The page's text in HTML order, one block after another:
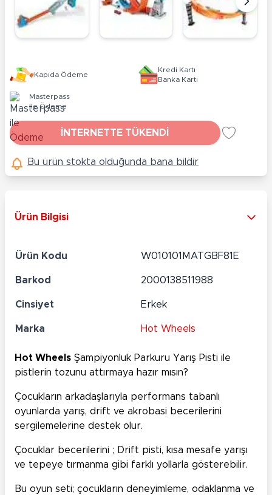
Kapıda Ödeme
Kredi Kartı
Banka Kartı
Masterpass
ile Ödeme
İNTERNETTE TÜKENDİ
Bu ürün stokta olduğunda bana bildir
Ürün Bilgisi
Ürün Kodu W010101MATGBF81E
Barkod 2000138511988
Cinsiyet Erkek
Marka Hot Wheels
Hot Wheels Şampiyonluk Parkuru Yarış Pisti ile
pistlerin tozunu attırmaya hazır mısın?
Çocukların arkadaşlarıyla performans tabanlı
oyunlarda yarış, drift ve akrobasi becerilerini
sergilemelerine destek olur.
Çocuklar becerilerini ; Drift pisti, kısa mesafe yarışı
ve tepeye tırmanma gibi farklı yollarla gösterebilir.
Bu oyun seti; çocukların deneyimleme, odaklanma ve